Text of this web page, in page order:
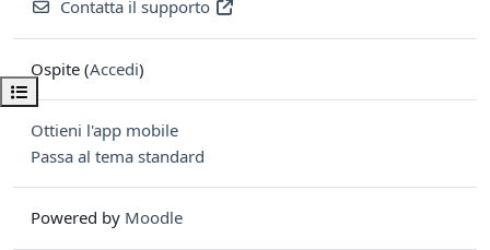
Apri indice del corso
Contatta il supporto
Ospite (Accedi)
Ottieni l'app mobile
Passa al tema standard
Powered by Moodle